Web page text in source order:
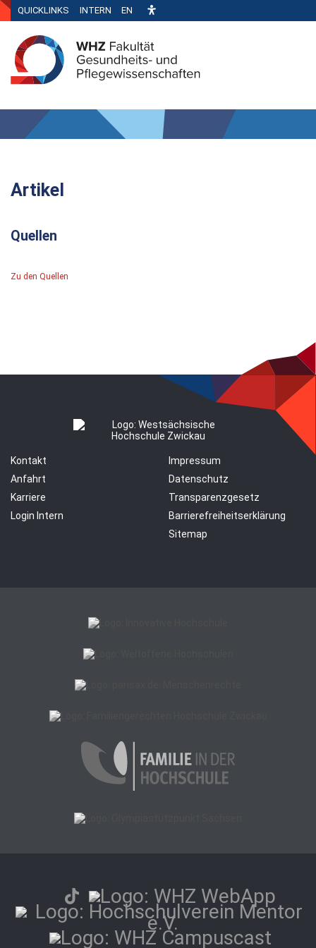
QUICKLINKS INTERN EN
Artikel
Quellen
Zu den Quellen
Kontakt
Anfahrt
Karriere
Login Intern
Impressum
Datenschutz
Transparenzgesetz
Barrierefreiheitserklärung
Sitemap